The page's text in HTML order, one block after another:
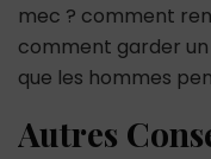
mec ? comment
comment garder un
que les hommes
Autres